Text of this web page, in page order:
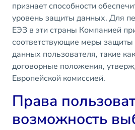
признает способности
уровень защиты данных. Для
ЕЭЗ в эти страны Компанией
соответствующие меры
данных пользователя, такие
договорные положения,
Европейской комиссией.
Права
возможность